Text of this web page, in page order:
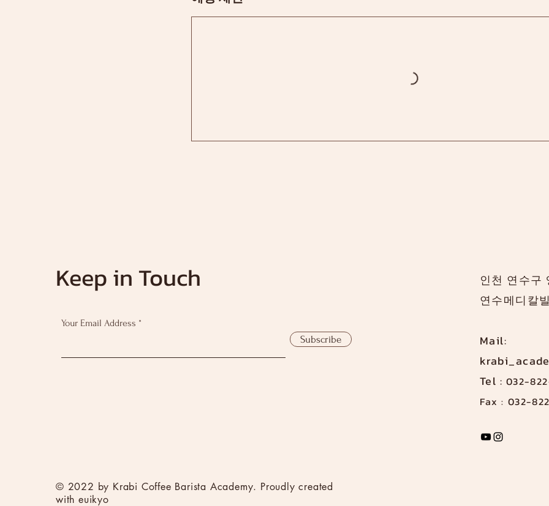
Keep in Touch
Your Email Address
Subscribe
© 2022 by Krabi Coffee Barista Academy. Proudly created
with euikyo
인천 연수구
연수메디칼
Mail:
Tel : 032-
Fax : 032-